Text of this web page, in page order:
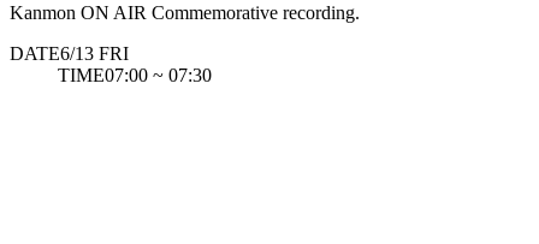
Kanmon ON AIR Commemorative recording.
DATE6/13 FRI
TIME07:00 ~ 07:30